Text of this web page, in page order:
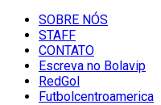
SOBRE NÓS
STAFF
CONTATO
Escreva no Bolavip
RedGol
Futbolcentroamerica